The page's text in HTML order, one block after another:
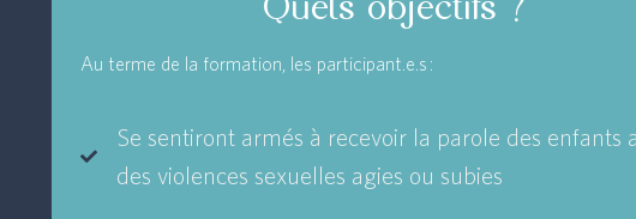
Au terme de la formation, les participant.e.s :
Se sentiront armés à recevoir la parole des enfants
des violences sexuelles agies ou subies